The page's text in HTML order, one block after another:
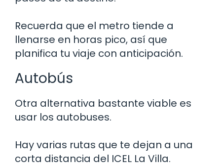
Recuerda que el metro tiende a
llenarse en horas pico, así que
planifica tu viaje con anticipación.
Autobús
Otra alternativa bastante viable es
usar los autobuses.
Hay varias rutas que te dejan a una
corta distancia del ICEL La Villa.